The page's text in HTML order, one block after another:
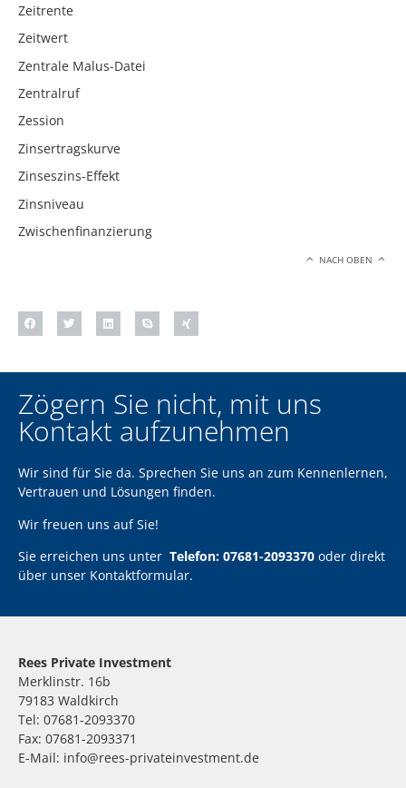
Zeitrente
Zeitwert
Zentrale Malus-Datei
Zentralruf
Zession
Zinsertragskurve
Zinseszins-Effekt
Zinsniveau
Zwischenfinanzierung
NACH OBEN
Zögern Sie nicht, mit uns
Kontakt aufzunehmen
Wir sind für Sie da. Sprechen Sie uns an zum Kennenlernen,
Vertrauen und Lösungen finden.
Wir freuen uns auf Sie!
Sie erreichen uns unter Telefon: 07681-2093370 oder direkt
über unser Kontaktformular.
Rees Private Investment
Merklinstr. 16b
79183 Waldkirch
Tel: 07681-2093370
Fax: 07681-2093371
E-Mail: info@rees-privateinvestment.de